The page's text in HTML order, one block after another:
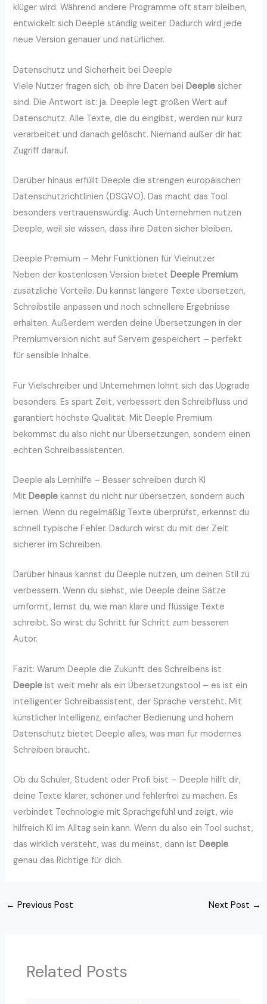
klüger wird. Während andere Programme oft starr bleiben,
entwickelt sich Deeple ständig weiter. Dadurch wird jede
neue Version genauer und natürlicher.
Datenschutz und Sicherheit bei Deeple
Viele Nutzer fragen sich, ob ihre Daten bei Deeple sicher
sind. Die Antwort ist: ja. Deeple legt großen Wert auf
Datenschutz. Alle Texte, die du eingibst, werden nur kurz
verarbeitet und danach gelöscht. Niemand außer dir hat
Zugriff darauf.
Darüber hinaus erfüllt Deeple die strengen europäischen
Datenschutzrichtlinien (DSGVO). Das macht das Tool
besonders vertrauenswürdig. Auch Unternehmen nutzen
Deeple, weil sie wissen, dass ihre Daten sicher bleiben.
Deeple Premium – Mehr Funktionen für Vielnutzer
Neben der kostenlosen Version bietetDeeple Premium
zusätzliche Vorteile. Du kannst längere Texte übersetzen,
Schreibstile anpassen und noch schnellere Ergebnisse
erhalten. Außerdem werden deine Übersetzungen in der
Premiumversion nicht auf Servern gespeichert – perfekt
für sensible Inhalte.
Für Vielschreiber und Unternehmen lohnt sich das Upgrade
besonders. Es spart Zeit, verbessert den Schreibfluss und
garantiert höchste Qualität. Mit Deeple Premium
bekommst du also nicht nur Übersetzungen, sondern einen
echten Schreibassistenten.
Deeple als Lernhilfe – Besser schreiben durch KI
MitDeeple kannst du nicht nur übersetzen, sondern auch
lernen. Wenn du regelmäßig Texte überprüfst, erkennst du
schnell typische Fehler. Dadurch wirst du mit der Zeit
sicherer im Schreiben.
Darüber hinaus kannst du Deeple nutzen, um deinen Stil zu
verbessern. Wenn du siehst, wie Deeple deine Sätze
umformt, lernst du, wie man klare und flüssige Texte
schreibt. So wirst du Schritt für Schritt zum besseren
Autor.
Fazit: Warum Deeple die Zukunft des Schreibens ist
Deeple ist weit mehr als ein Übersetzungstool – es ist ein
intelligenter Schreibassistent, der Sprache versteht. Mit
künstlicher Intelligenz, einfacher Bedienung und hohem
Datenschutz bietet Deeple alles, was man für modernes
Schreiben braucht.
Ob du Schüler, Student oder Profi bist – Deeple hilft dir,
deine Texte klarer, schöner und fehlerfrei zu machen. Es
verbindet Technologie mit Sprachgefühl und zeigt, wie
hilfreich KI im Alltag sein kann. Wenn du also ein Tool suchst,
das wirklich versteht, was du meinst, dann istDeeple
genau das Richtige für dich.
← Previous Post Next Post →
Related Posts